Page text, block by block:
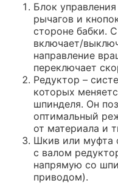
Блок
рычагов и
стороне бабки.
включает/
направление
переключает
Редуктор –
которых
шпинделя. Он
оптимальный
от материала и
Шкив или муфта
с валом
напрямую со
приводом).